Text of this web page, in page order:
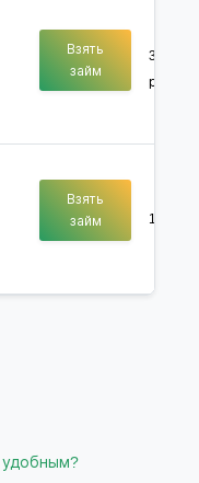
Взять
займ
3000 -
руб.
Взять
займ
1000 -